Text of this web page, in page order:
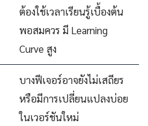
ต้องใช้เวลาเรียนรู้เบื้องต้น
พอสมควร มี Learning
Curve สูง
บางฟีเจอร์อาจยังไม่เสถียร
หรือมีการเปลี่ยนแปลงบ่อย
ในเวอร์ชันใหม่